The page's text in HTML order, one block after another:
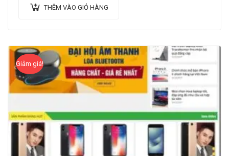
THÊM VÀO GIỎ HÀNG
Giảm giá!